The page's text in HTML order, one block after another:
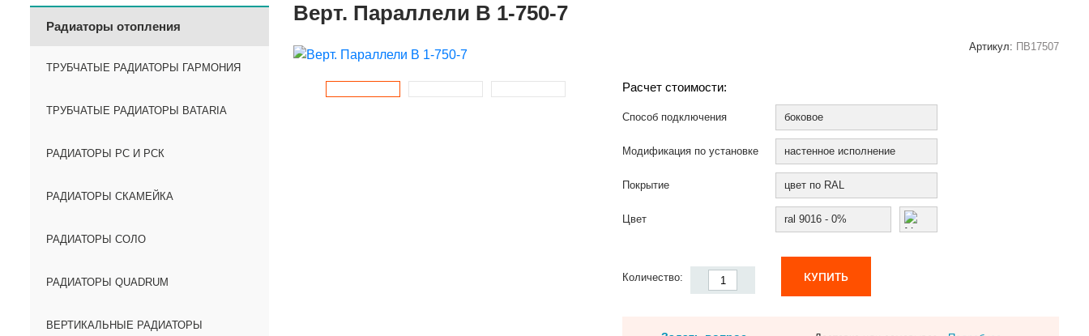
Радиаторы отопления
ТРУБЧАТЫЕ РАДИАТОРЫ ГАРМОНИЯ
ТРУБЧАТЫЕ РАДИАТОРЫ BATARIA
РАДИАТОРЫ РС И РСК
РАДИАТОРЫ СКАМЕЙКА
РАДИАТОРЫ СОЛО
РАДИАТОРЫ QUADRUM
ВЕРТИКАЛЬНЫЕ РАДИАТОРЫ
Верт. Параллели В 1-750-7
Артикул: ПВ17507
Расчет стоимости:
Способ подключения боковое
Модификация по установке настенное исполнение
Покрытие цвет по RAL
Цвет ral 9016 - 0%
Количество: КУПИТЬ